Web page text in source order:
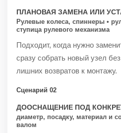
ПЛАНОВАЯ ЗАМЕНА ИЛИ
Рулевые колеса, спиннеры •
ступица рулевого механизма
Подходит, когда нужно
сразу собрать новый узел
лишних возвратов к монтажу.
Сценарий 02
ДООСНАЩЕНИЕ ПОД
диаметр, посадку, материал и
валом